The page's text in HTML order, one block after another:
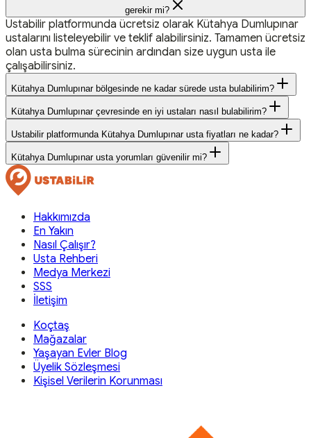
gerekir mi?
Ustabilir platformunda ücretsiz olarak Kütahya Dumlupınar
ustalarını listeleyebilir ve teklif alabilirsiniz. Tamamen ücretsiz
olan usta bulma sürecinin ardından size uygun usta ile
çalışabilirsiniz.
Kütahya Dumlupınar bölgesinde ne kadar sürede usta bulabilirim?
Kütahya Dumlupınar çevresinde en iyi ustaları nasıl bulabilirim?
Ustabilir platformunda Kütahya Dumlupınar usta fiyatları ne kadar?
Kütahya Dumlupınar usta yorumları güvenilir mi?
Hakkımızda
En Yakın
Nasıl Çalışır?
Usta Rehberi
Medya Merkezi
SSS
İletişim
Koçtaş
Mağazalar
Yaşayan Evler Blog
Üyelik Sözleşmesi
Kişisel Verilerin Korunması